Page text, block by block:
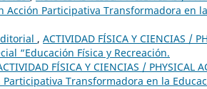
Acción Participativa Transformadora en
, ACTIVIDAD FÍSICA Y CIENCIAS /
“Educación Física y Recreación.
FÍSICA Y CIENCIAS / PHYSICAL
Transformadora en la